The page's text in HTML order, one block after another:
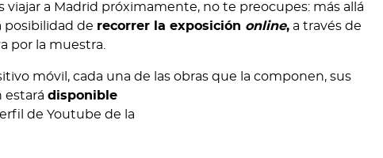
a Madrid próximamente, no te preocupes: más allá
posibilidad de recorrer la exposición online, a través de
por la muestra.
móvil, cada una de las obras que la componen, sus
estará disponible
de Youtube de la